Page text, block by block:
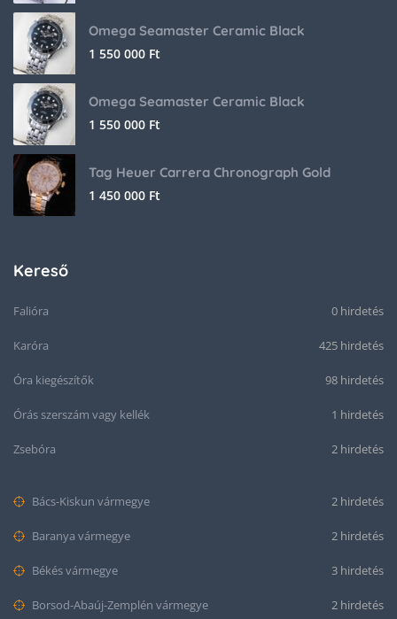
Omega Seamaster Ceramic Black
1 550 000 Ft
Omega Seamaster Ceramic Black
1 550 000 Ft
Tag Heuer Carrera Chronograph Gold
1 450 000 Ft
Kereső
Falióra 0 hirdetés
Karóra 425 hirdetés
Óra kiegészítők 98 hirdetés
Órás szerszám vagy kellék 1 hirdetés
Zsebóra 2 hirdetés
Bács-Kiskun vármegye 2 hirdetés
Baranya vármegye 2 hirdetés
Békés vármegye 3 hirdetés
Borsod-Abaúj-Zemplén vármegye 2 hirdetés